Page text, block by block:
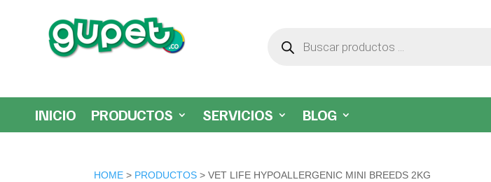
productos
INICIO PRODUCTOS SERVICIOS BLOG
HOME > PRODUCTOS > VET LIFE HYPOALLERGENIC MINI BREEDS 2KG